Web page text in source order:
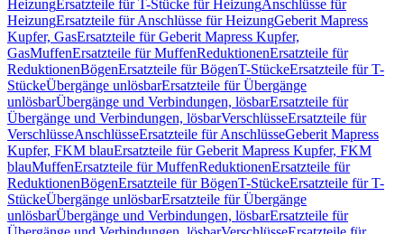
HeizungErsatzteile für T-Stücke für HeizungAnschlüsse für
HeizungErsatzteile für Anschlüsse für HeizungGeberit Mapress
Kupfer, GasErsatzteile für Geberit Mapress Kupfer,
GasMuffenErsatzteile für MuffenReduktionenErsatzteile für
ReduktionenBögenErsatzteile für BögenT-StückeErsatzteile für T-
StückeÜbergänge unlösbarErsatzteile für Übergänge
unlösbarÜbergänge und Verbindungen, lösbarErsatzteile für
Übergänge und Verbindungen, lösbarVerschlüsseErsatzteile für
VerschlüsseAnschlüsseErsatzteile für AnschlüsseGeberit Mapress
Kupfer, FKM blauErsatzteile für Geberit Mapress Kupfer, FKM
blauMuffenErsatzteile für MuffenReduktionenErsatzteile für
ReduktionenBögenErsatzteile für BögenT-StückeErsatzteile für T-
StückeÜbergänge unlösbarErsatzteile für Übergänge
unlösbarÜbergänge und Verbindungen, lösbarErsatzteile für